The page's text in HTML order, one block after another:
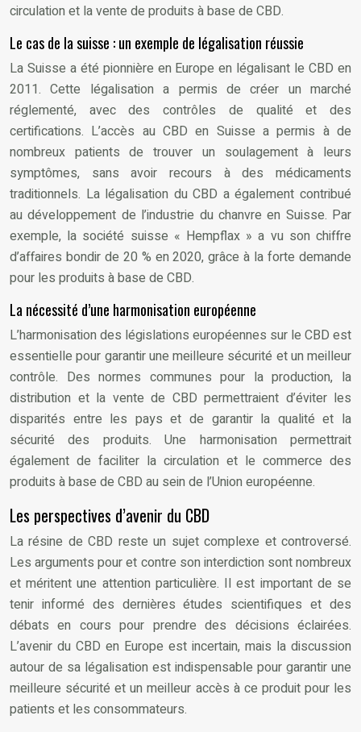
circulation et la vente de produits à base de CBD.
Le cas de la suisse : un exemple de légalisation réussie
La Suisse a été pionnière en Europe en légalisant le CBD en
2011. Cette légalisation a permis de créer un marché
réglementé, avec des contrôles de qualité et des
certifications. L’accès au CBD en Suisse a permis à de
nombreux patients de trouver un soulagement à leurs
symptômes, sans avoir recours à des médicaments
traditionnels. La légalisation du CBD a également contribué
au développement de l’industrie du chanvre en Suisse. Par
exemple, la société suisse « Hempflax » a vu son chiffre
d’affaires bondir de 20 % en 2020, grâce à la forte demande
pour les produits à base de CBD.
La nécessité d’une harmonisation européenne
L’harmonisation des législations européennes sur le CBD est
essentielle pour garantir une meilleure sécurité et un meilleur
contrôle. Des normes communes pour la production, la
distribution et la vente de CBD permettraient d’éviter les
disparités entre les pays et de garantir la qualité et la
sécurité des produits. Une harmonisation permettrait
également de faciliter la circulation et le commerce des
produits à base de CBD au sein de l’Union européenne.
Les perspectives d’avenir du CBD
La résine de CBD reste un sujet complexe et controversé.
Les arguments pour et contre son interdiction sont nombreux
et méritent une attention particulière. Il est important de se
tenir informé des dernières études scientifiques et des
débats en cours pour prendre des décisions éclairées.
L’avenir du CBD en Europe est incertain, mais la discussion
autour de sa légalisation est indispensable pour garantir une
meilleure sécurité et un meilleur accès à ce produit pour les
patients et les consommateurs.